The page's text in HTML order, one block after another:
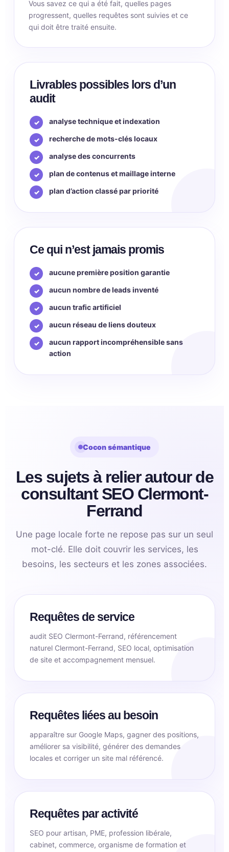
Vous savez ce qui a été fait, quelles pages
progressent, quelles requêtes sont suivies et ce
qui doit être traité ensuite.
Livrables possibles lors d’un
audit
analyse technique et indexation
recherche de mots-clés locaux
analyse des concurrents
plan de contenus et maillage interne
plan d’action classé par priorité
Ce qui n’est jamais promis
aucune première position garantie
aucun nombre de leads inventé
aucun trafic artificiel
aucun réseau de liens douteux
aucun rapport incompréhensible sans
action
Cocon sémantique
Les sujets à relier autour de
consultant SEO Clermont-
Ferrand
Une page locale forte ne repose pas sur un seul
mot-clé. Elle doit couvrir les services, les
besoins, les secteurs et les zones associées.
Requêtes de service
audit SEO Clermont-Ferrand, référencement
naturel Clermont-Ferrand, SEO local, optimisation
de site et accompagnement mensuel.
Requêtes liées au besoin
apparaître sur Google Maps, gagner des positions,
améliorer sa visibilité, générer des demandes
locales et corriger un site mal référencé.
Requêtes par activité
SEO pour artisan, PME, profession libérale,
cabinet, commerce, organisme de formation et